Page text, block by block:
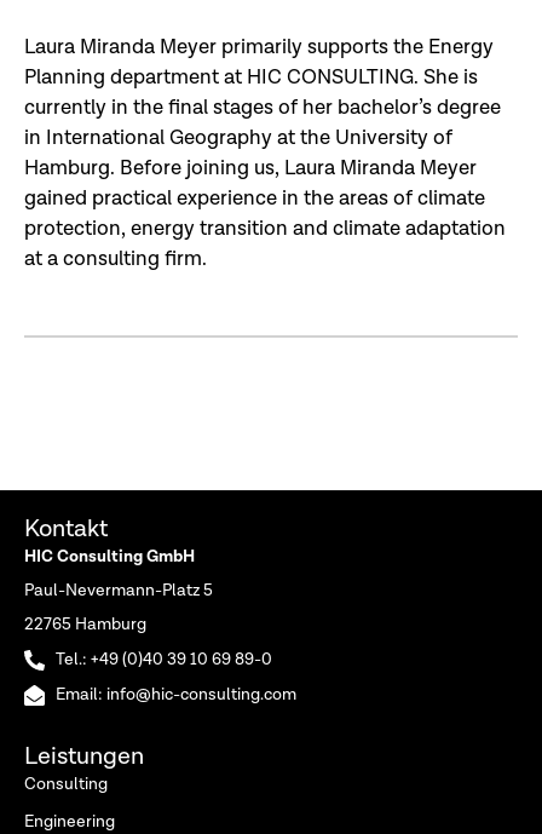
Laura Miranda Meyer primarily supports the Energy
Planning department at HIC CONSULTING. She is
currently in the final stages of her bachelor’s degree
in International Geography at the University of
Hamburg. Before joining us, Laura Miranda Meyer
gained practical experience in the areas of climate
protection, energy transition and climate adaptation
at a consulting firm.
Kontakt
HIC Consulting GmbH
Paul-Nevermann-Platz 5
22765 Hamburg
Tel.: +49 (0)40 39 10 69 89-0
Email: info@hic-consulting.com
Leistungen
Consulting
Engineering